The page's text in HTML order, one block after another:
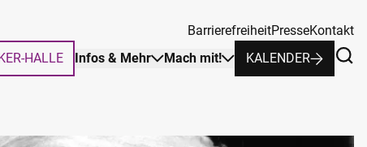
HALLE Infos & Mehr Mach mit! KALENDER
BarrierefreiheitPresseKontakt